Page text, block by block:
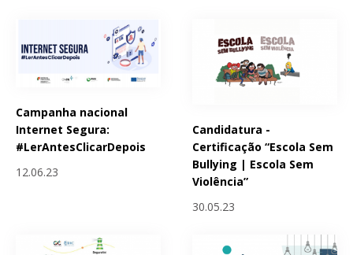
Campanha nacional
Internet Segura:
#LerAntesClicarDepois
12.06.23
Candidatura -
Certificação “Escola Sem
Bullying | Escola Sem
Violência”
30.05.23